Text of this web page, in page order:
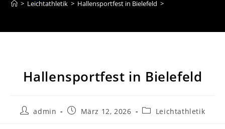
> Leichtathletik > Hallensportfest in Bielefeld >
Hallensportfest in Bielefeld
admin März 12, 2026 Leichtathletik